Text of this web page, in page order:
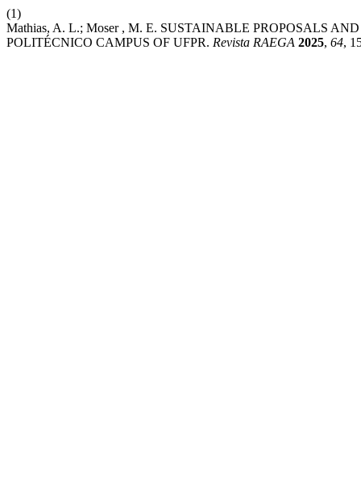
(1)
Mathias, A. L.; Moser , M. E. SUSTAINABLE PROPOSALS
POLITÉCNICO CAMPUS OF UFPR. Revista RAEGA 2025, 64,